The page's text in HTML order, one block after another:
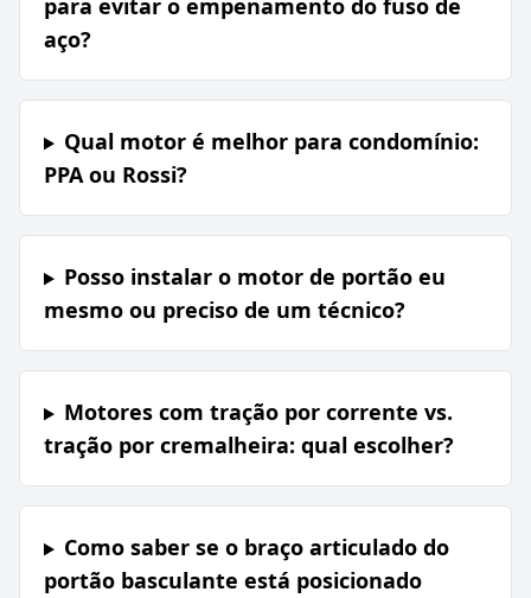
para evitar o empenamento do fuso de
aço?
Qual motor é melhor para condomínio:
PPA ou Rossi?
Posso instalar o motor de portão eu
mesmo ou preciso de um técnico?
Motores com tração por corrente vs.
tração por cremalheira: qual escolher?
Como saber se o braço articulado do
portão basculante está posicionado